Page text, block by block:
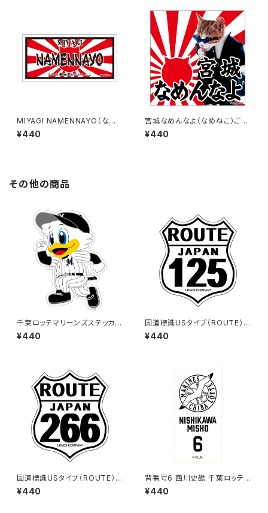
MIYAGI NAMENNAYO（なめ
ねこ）ご当地ステッカー B-6
¥440
宮城なめんなよ（なめねこ）ご当
地ステッカー A-18
¥440
その他の商品
千葉ロッテマリーンズステッカー
14
¥440
国道標識USタイプ（ROUTE）ス
テッカー 125号線（ホワイト）
¥440
国道標識USタイプ（ROUTE）ス
テッカー 266号線（ホワイト）
¥440
背番号6 西川史礁 千葉ロッテマ
リーンズ 選手ステッカー（ホワイ
トB)
¥440